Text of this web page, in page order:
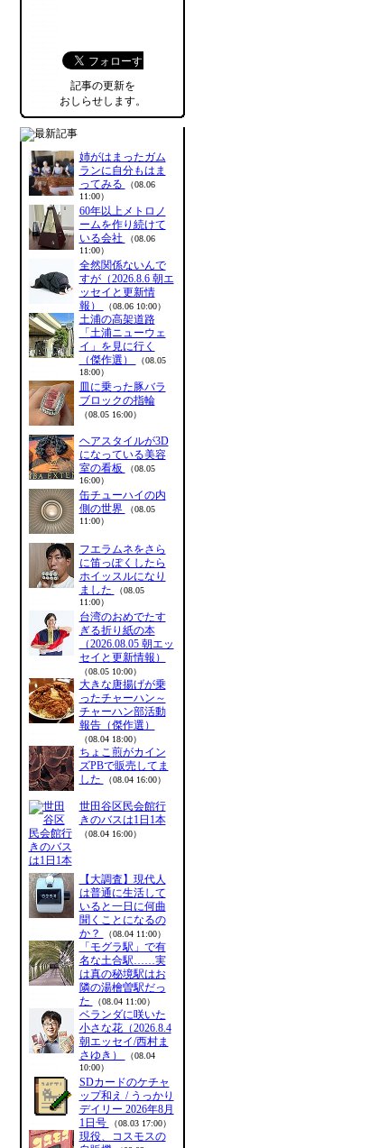
記事の更新を
おしらせします。
姉がはまったガム
ランに自分もはま
ってみる
（08.06
11:00）
60年以上メトロノ
ームを作り続けて
いる会社
（08.06
11:00）
全然関係ないんで
すが（2026.8.6 朝エ
ッセイと更新情
報）
（08.06 10:00）
土浦の高架道路
「土浦ニューウェ
イ」を見に行く
（傑作選）
（08.05
18:00）
皿に乗った豚バラ
ブロックの指輪
（08.05 16:00）
ヘアスタイルが3D
になっている美容
室の看板
（08.05
16:00）
缶チューハイの内
側の世界
（08.05
11:00）
フエラムネをさら
に笛っぽくしたら
ホイッスルになり
ました
（08.05
11:00）
台湾のおめでたす
ぎる折り紙の本
（2026.08.05 朝エッ
セイと更新情報）
（08.05 10:00）
大きな唐揚げが乗
ったチャーハン～
チャーハン部活動
報告（傑作選）
（08.04 18:00）
ちょこ煎がカイン
ズPBで販売してま
した
（08.04 16:00）
世田谷区民会館行
きのバスは1日1本
（08.04 16:00）
【大調査】現代人
は普通に生活して
いると一日に何曲
聞くことになるの
か？
（08.04 11:00）
「モグラ駅」で有
名な土合駅……実
は真の秘境駅はお
隣の湯檜曽駅だっ
た
（08.04 11:00）
ベランダに咲いた
小さな花（2026.8.4
朝エッセイ/西村ま
さゆき）
（08.04
10:00）
SDカードのケチャ
ップ和え / うっかり
デイリー 2026年8月
1日号
（08.03 17:00）
現役、コスモスの